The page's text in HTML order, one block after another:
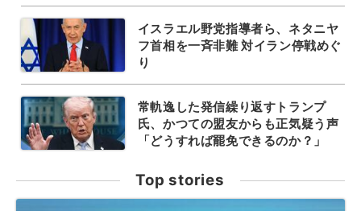
イスラエル野党指導者ら、ネタニヤ
フ首相を一斉非難 対イラン停戦めぐ
り
常軌逸した発信繰り返すトランプ
氏、かつての盟友からも正気疑う声
「どうすれば罷免できるのか？」
Top stories